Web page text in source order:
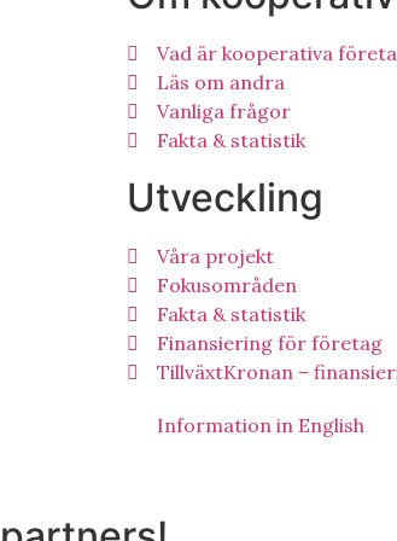
Vad är kooperativa
Läs om andra
Vanliga frågor
Fakta & statistik
Utveckling
Våra projekt
Fokusområden
Fakta & statistik
Finansiering för företag
TillväxtKronan –
Information in English